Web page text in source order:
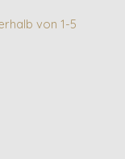
von 1-5